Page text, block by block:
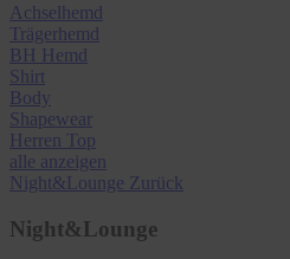
Achselhemd
Trägerhemd
BH Hemd
Shirt
Body
Shapewear
Herren Top
alle anzeigen
Night&Lounge Zurück
Night&Lounge